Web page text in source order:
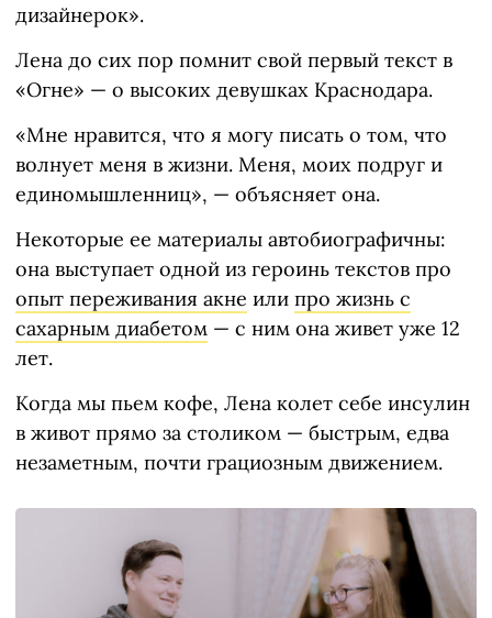
дизайнерок».
Лена до сих пор помнит свой первый текст в
«Огне» — о высоких девушках Краснодара.
«Мне нравится, что я могу писать о том, что
волнует меня в жизни. Меня, моих подруг и
единомышленниц», — объясняет она.
Некоторые ее материалы автобиографичны:
она выступает одной из героинь текстов про
опыт переживания акне или про жизнь с
сахарным диабетом — с ним она живет уже 12
лет.
Когда мы пьем кофе, Лена колет себе инсулин
в живот прямо за столиком — быстрым, едва
незаметным, почти грациозным движением.